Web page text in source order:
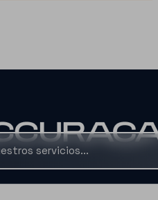
conocimientos al instante.